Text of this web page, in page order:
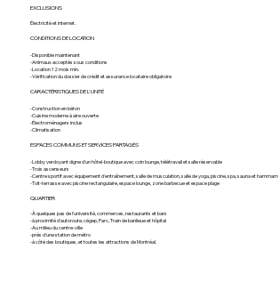
EXCLUSIONS
Électricité et internet.
CONDITIONS DE LOCATION
-Disponible maintenant
-Animaux acceptés sous conditions
-Location 12 mois min.
-Vérification du dossier de crédit et assurance locataire obligatoire
CARACTÉRISTIQUES DE L'UNITÉ
-Construction en béton
-Cuisine moderne à aire ouverte
-Électroménagers inclus
-Climatisation
ESPACES COMMUNS ET SERVICES PARTAGÉS
-Lobby verdoyant digne d'un hôtel-boutique avec coin lounge, télétravail et salle réservable
-Trois ascenseurs
-Centre sportif avec équipement d'entraînement, salle de musculation, salle de yoga, piscine, spa, sauna et hammam
-Toit-terrasse avec piscine rectangulaire, espace lounge, zone barbecue et espace plage
QUARTIER
-À quelques pas de l'université, commerces, restaurants et bars
-à proximité d'autoroute, cégep, Parc, Train de banlieue et hôpital
-Au milieu du centre-ville
-près d'une station de métro
-à côté des boutiques, et toutes les attractions de Montréal.